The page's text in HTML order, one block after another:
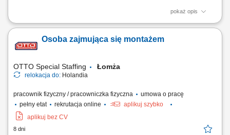
pokaż opis
Opis stanowiska: Wstępne oczyszczanie oraz szykowanie detali ze stali
metali przy użyciu standardowej szlifierki kątowej; Aplikowanie warstw
osłonowych i zabezpieczających na gotowe komponenty; Załadunek i
Osoba zajmująca się montażem
OTTO Special Staffing Łomża
relokacja do: Holandia
pracownik fizyczny / pracowniczka fizyczna
umowa o pracę
pełny etat
rekrutacja online
aplikuj szybko
aplikuj bez CV
8 dni